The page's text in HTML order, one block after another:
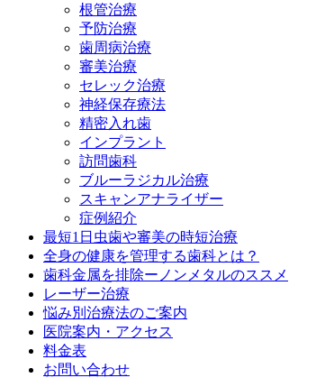
根管治療
予防治療
歯周病治療
審美治療
セレック治療
神経保存療法
精密入れ歯
インプラント
訪問歯科
ブルーラジカル治療
スキャンアナライザー
症例紹介
最短1日虫歯や審美の時短治療
全身の健康を管理する歯科とは？
歯科金属を排除ーノンメタルのススメ
レーザー治療
悩み別治療法のご案内
医院案内・アクセス
料金表
お問い合わせ